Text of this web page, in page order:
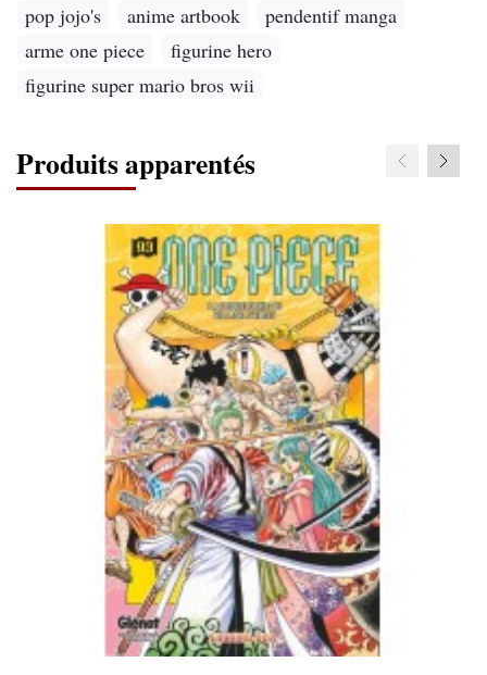
pop jojo's
anime artbook
pendentif manga
arme one piece
figurine hero
figurine super mario bros wii
Produits apparentés